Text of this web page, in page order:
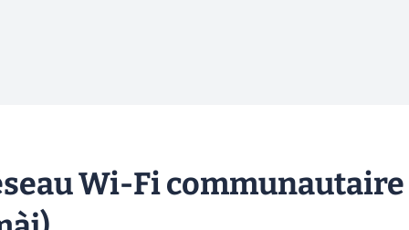
Wi-Fi communautaire